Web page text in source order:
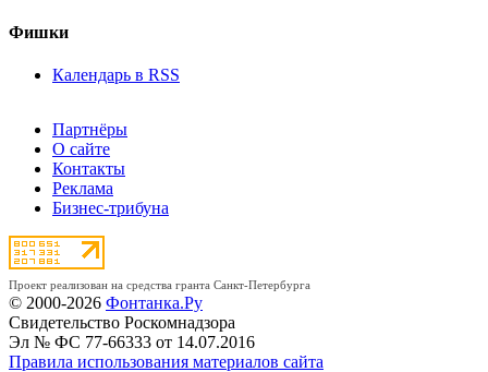
Фишки
Календарь в RSS
Партнёры
О сайте
Контакты
Реклама
Бизнес-трибуна
Проект реализован на средства гранта Санкт-Петербурга
© 2000-2026 Фонтанка.Ру
Свидетельство Роскомнадзора
Эл № ФС 77-66333 от 14.07.2016
Правила использования материалов сайта